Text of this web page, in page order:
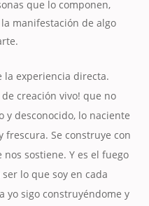
que lo componen,
manifestación de algo
la experiencia directa.
creación vivo! que no
y desconocido, lo naciente
Se construye con
sostiene. Y es el fuego
lo que soy en cada
yo sigo construyéndome y